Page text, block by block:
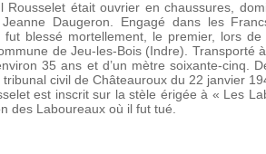
Rousselet était ouvrier en chaussures,
Daugeron. Engagé dans les
fut blessé mortellement, le premier, lors
de Jeu-les-Bois (Indre).
35 ans et d’un mètre soixante-cinq.
civil de Châteauroux du 22 janvier
est inscrit sur la stèle érigée à « Les
des Laboureaux où il fut tué.